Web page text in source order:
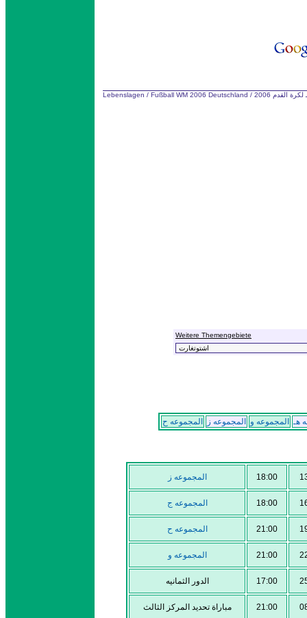
Lebenslagen / Fußball WM 2006 Deutschland / القدم 2006
Weitere Themengebiete
المجموعه ح المجموعه ز المجموعه و هـ
المجموعه ز 18:00
المجموعه ج 18:00
المجموعه ح 21:00
المجموعه و 21:00
الدور الثمانيه 17:00
مباراة تحديد المركز الثالث 21:00